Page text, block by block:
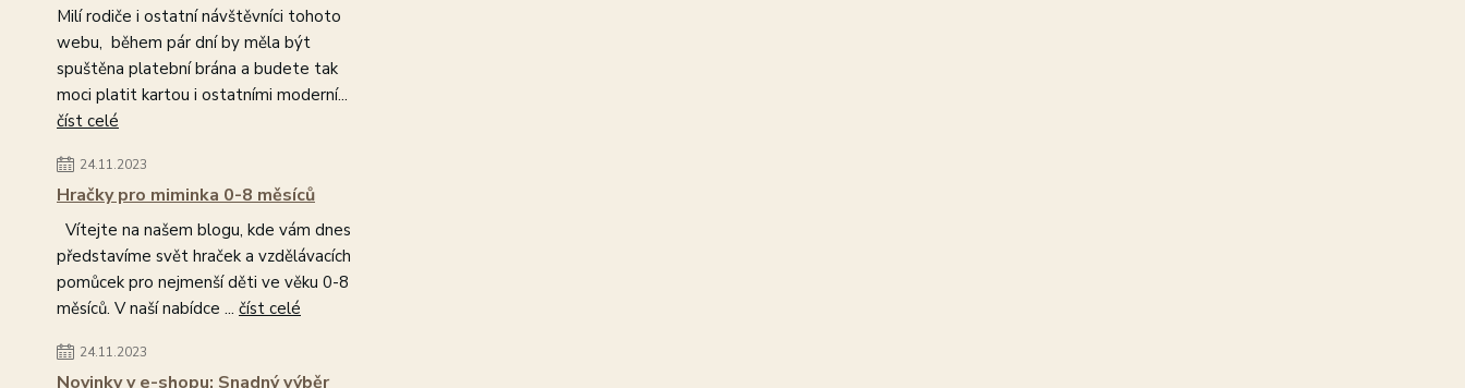
Milí rodiče i ostatní návštěvníci tohoto
webu, během pár dní by měla být
spuštěna platební brána a budete tak
moci platit kartou i ostatními moderní...
číst celé
24.11.2023
Hračky pro miminka 0-8 měsíců
Vítejte na našem blogu, kde vám dnes
představíme svět hraček a vzdělávacích
pomůcek pro nejmenší děti ve věku 0-8
měsíců. V naší nabídce ... číst celé
24.11.2023
Novinky v e-shopu: Snadný výběr